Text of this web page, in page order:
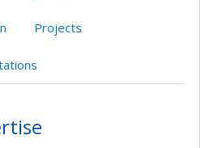
Projects